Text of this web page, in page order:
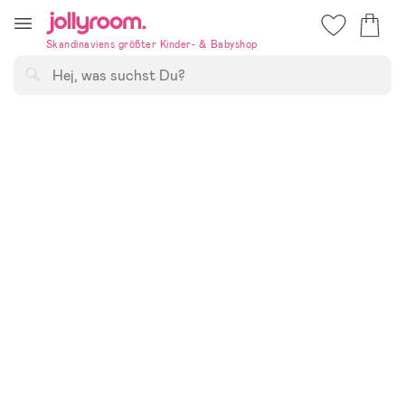
till
innehålletSkandinaviens größter Kinder- & Babyshop